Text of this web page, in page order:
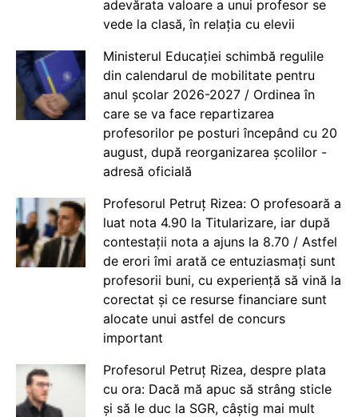
adevărata valoare a unui profesor se
vede la clasă, în relația cu elevii
Ministerul Educației schimbă regulile
din calendarul de mobilitate pentru
anul școlar 2026-2027 / Ordinea în
care se va face repartizarea
profesorilor pe posturi începând cu 20
august, după reorganizarea școlilor -
adresă oficială
Profesorul Petruț Rizea: O profesoară a
luat nota 4.90 la Titularizare, iar după
contestații nota a ajuns la 8.70 / Astfel
de erori îmi arată ce entuziasmați sunt
profesorii buni, cu experiență să vină la
corectat și ce resurse financiare sunt
alocate unui astfel de concurs
important
Profesorul Petruț Rizea, despre plata
cu ora: Dacă mă apuc să strâng sticle
și să le duc la SGR, câștig mai mult